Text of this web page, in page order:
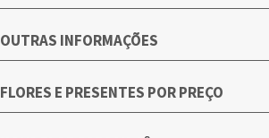
OUTRAS INFORMAÇÕES
FLORES E PRESENTES POR PREÇO